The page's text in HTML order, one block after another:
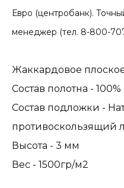
Евро (центробанк).
менеджер (тел. 8-800-
Жаккардовое
Состав полотна -
Состав подложки -
противоскользящий
Высота - 3 мм
Вес - 1500гр/м2